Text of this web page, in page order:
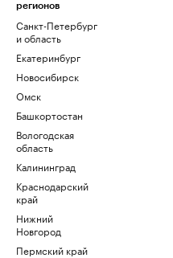
регионов
Санкт-Петербург
и область
Екатеринбург
Новосибирск
Омск
Башкортостан
Вологодская
область
Калининград
Краснодарский
край
Нижний
Новгород
Пермский край